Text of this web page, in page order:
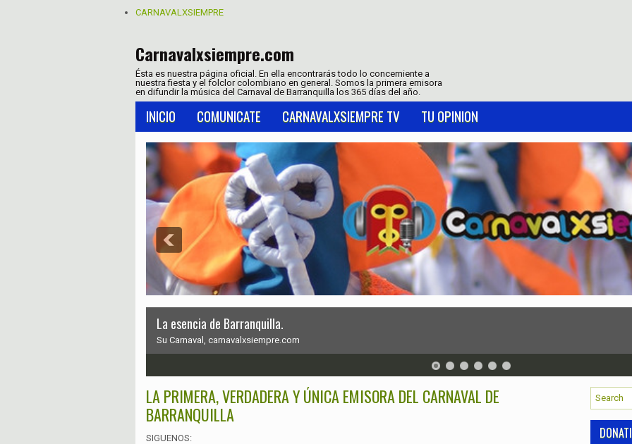
CARNAVALXSIEMPRE
Carnavalxsiempre.com
Ésta es nuestra página oficial. En ella encontrarás todo lo concerniente a
nuestra fiesta y el folclor colombiano en general. Somos la primera emisora
en difundir la música del Carnaval de Barranquilla los 365 días del año.
INICIO COMUNICATE CARNAVALXSIEMPRE TV TU OPINION
La esencia de Barranquilla.
Su Carnaval, carnavalxsiempre.com
LA PRIMERA, VERDADERA Y ÚNICA EMISORA DEL CARNAVAL DE
BARRANQUILLA
SIGUENOS: